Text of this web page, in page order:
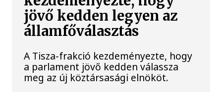
jövő kedden legyen az
államfőválasztás
A Tisza-frakció kezdeményezte, hogy
a parlament jövő kedden válassza
meg az új köztársasági elnököt.